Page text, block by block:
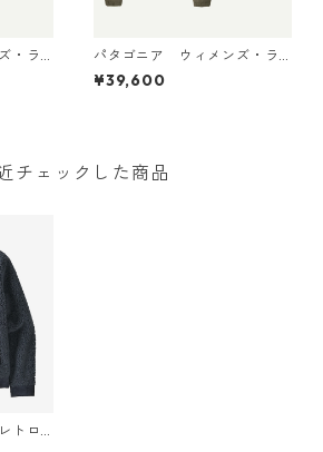
・ラ
ブ
カー
パタゴニア ウィメンズ・ラ
イトウェイト・リバーシブ
ル・ダウン・セーター・カー
¥39,600
チェックした商品
トロ
ット